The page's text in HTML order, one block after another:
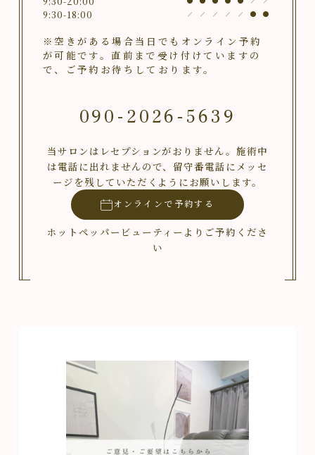
9:30-18:00
※空きがある場合当日でもオンライン予約
が可能です。直前まで受け付けていますの
で、ご予約お待ちしております。
090-2026-5639
当サロンはレセプションがおりません。施術中
は電話に出れませんので、留守番電話にメッセ
ージを残していただくようにお願いします。
オンラインで予約する
ホットペッパービューティーよりご予約くださ
い